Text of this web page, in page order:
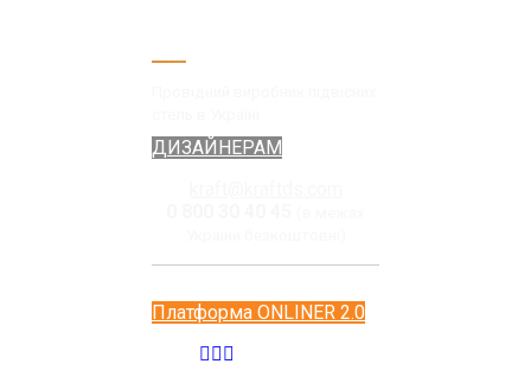
ДИЗАЙНЕРАМ
Платформа ONLINER 2.0